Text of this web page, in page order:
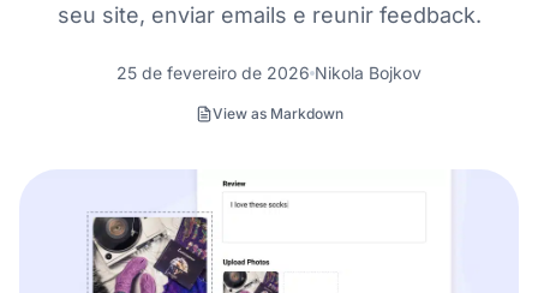
seu site, enviar emails e reunir feedback.
25 de fevereiro de 2026 Nikola Bojkov
View as Markdown